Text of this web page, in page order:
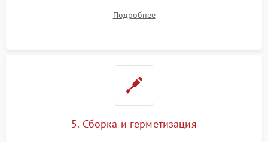
дорожек. Очистка контактов и замена поврежденной
Подробнее
5. Сборка и герметизация